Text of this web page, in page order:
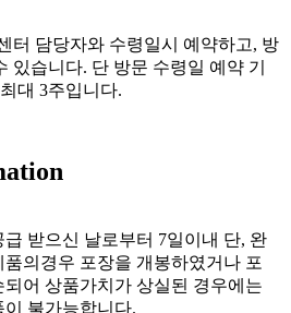
터 담당자와 수령일시 예약하고, 방
있습니다. 단 방문 수령일 예약 기
대 3주입니다.
급 받으신 날로부터 7일이내 단, 완
품의경우 포장을 개봉하였거나 포
되어 상품가치가 상실된 경우에는
이 불가능합니다.